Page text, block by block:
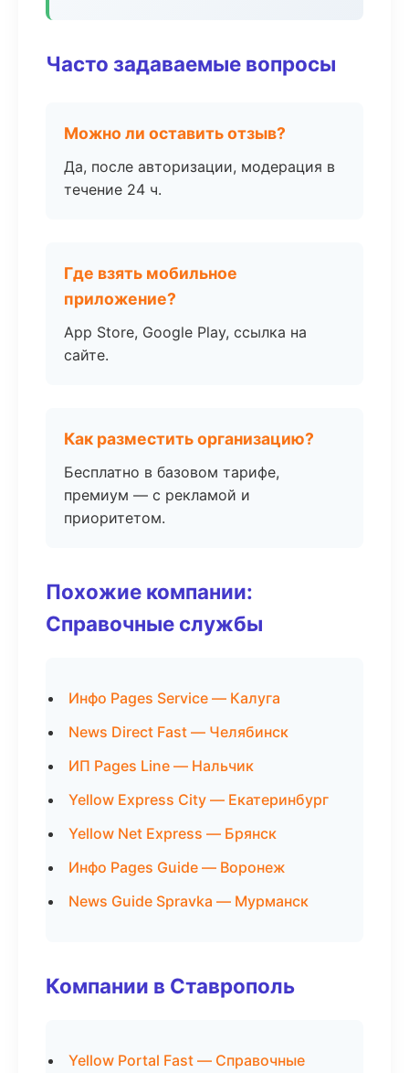
Часто задаваемые вопросы
Можно ли оставить отзыв?
Да, после авторизации, модерация в
течение 24 ч.
Где взять мобильное
приложение?
App Store, Google Play, ссылка на
сайте.
Как разместить организацию?
Бесплатно в базовом тарифе,
премиум — с рекламой и
приоритетом.
Похожие компании:
Справочные службы
Инфо Pages Service — Калуга
News Direct Fast — Челябинск
ИП Pages Line — Нальчик
Yellow Express City — Екатеринбург
Yellow Net Express — Брянск
Инфо Pages Guide — Воронеж
News Guide Spravka — Мурманск
Компании в Ставрополь
Yellow Portal Fast — Справочные